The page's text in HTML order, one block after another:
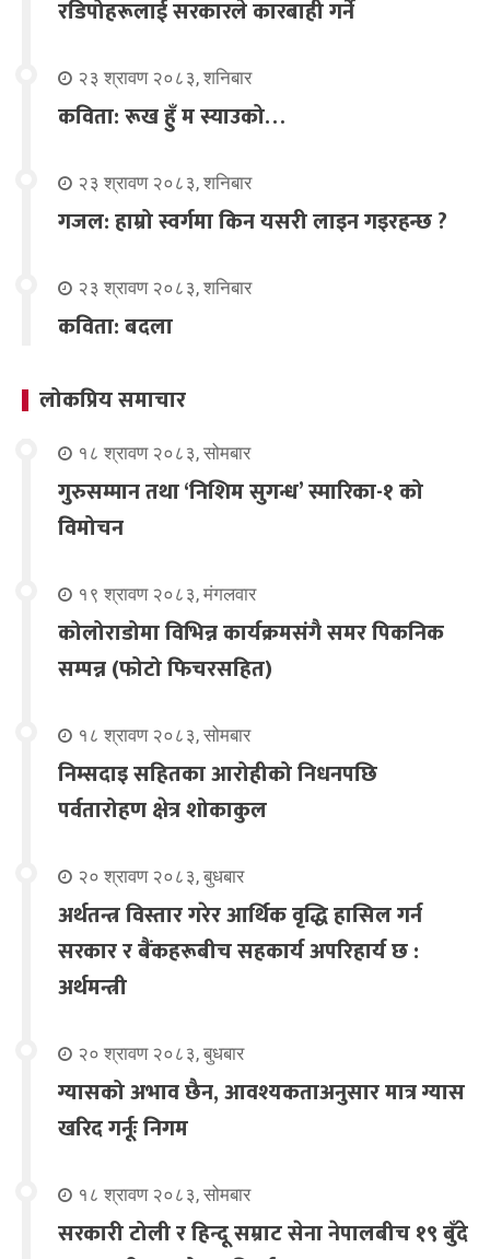
रडिपोहरूलाई सरकारले कारबाही गर्ने
२३ श्रावण २०८३, शनिबार
कविता: रूख हुँ म स्याउको…
२३ श्रावण २०८३, शनिबार
गजल: हाम्रो स्वर्गमा किन यसरी लाइन गइरहन्छ ?
२३ श्रावण २०८३, शनिबार
कविता: बदला
लोकप्रिय समाचार
१८ श्रावण २०८३, सोमबार
गुरुसम्मान तथा ‘निशिम सुगन्ध’ स्मारिका-१ को
विमोचन
१९ श्रावण २०८३, मंगलवार
कोलोराडोमा विभिन्न कार्यक्रमसंगै समर पिकनिक
सम्पन्न (फोटो फिचरसहित)
१८ श्रावण २०८३, सोमबार
निम्सदाइ सहितका आरोहीको निधनपछि
पर्वतारोहण क्षेत्र शोकाकुल
२० श्रावण २०८३, बुधबार
अर्थतन्त्र विस्तार गरेर आर्थिक वृद्धि हासिल गर्न
सरकार र बैंकहरूबीच सहकार्य अपरिहार्य छ :
अर्थमन्त्री
२० श्रावण २०८३, बुधबार
ग्यासको अभाव छैन, आवश्यकताअनुसार मात्र ग्यास
खरिद गर्नूः निगम
१८ श्रावण २०८३, सोमबार
सरकारी टोली र हिन्दू सम्राट सेना नेपालबीच १९ बुँदे